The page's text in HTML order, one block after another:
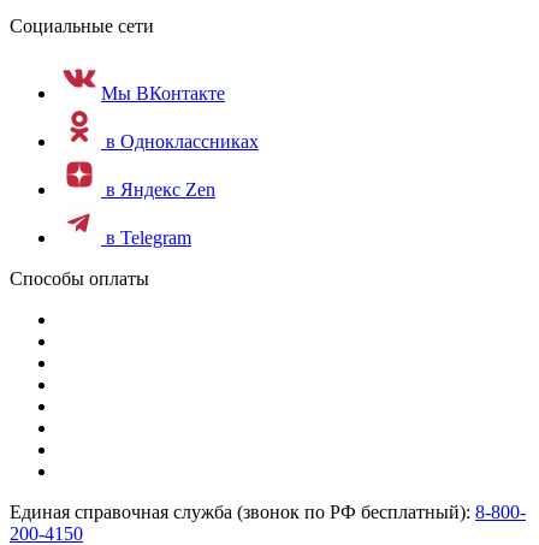
Социальные сети
Мы ВКонтакте
в Одноклассниках
в Яндекс Zen
в Telegram
Способы оплаты
Единая справочная служба (звонок по РФ бесплатный): 8-800-
200-4150